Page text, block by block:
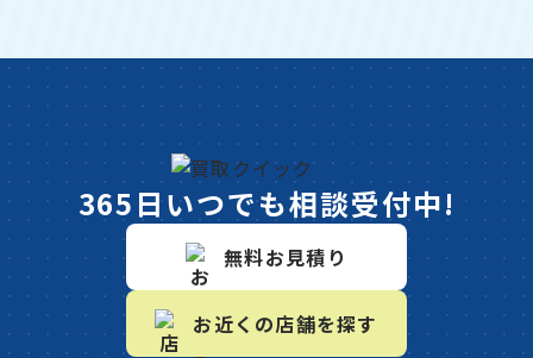
365日いつでも相談受付中!
無料お見積り
お近くの店舗を探す